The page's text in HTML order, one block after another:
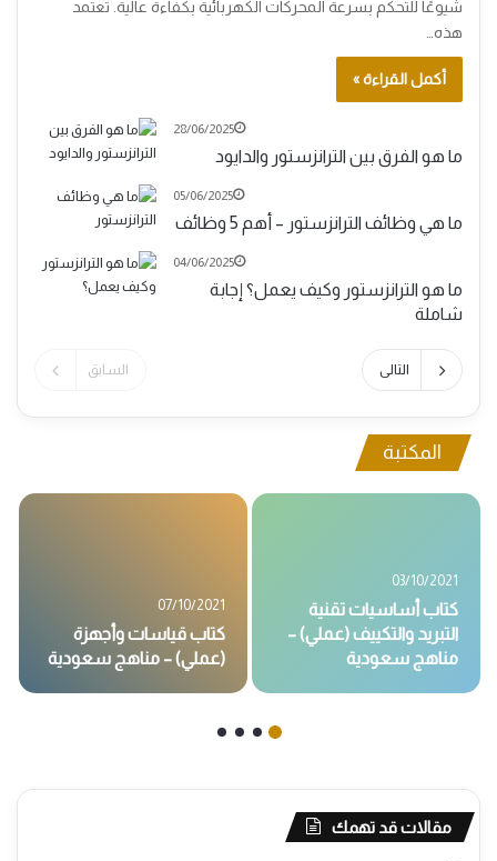
شيوعًا للتحكم بسرعة المحركات الكهربائية بكفاءة عالية. تعتمد
هذه…
أكمل القراءة »
28/06/2025
ما هو الفرق بين الترانزستور والدايود
05/06/2025
ما هي وظائف الترانزستور – أهم 5 وظائف
04/06/2025
ما هو الترانزستور وكيف يعمل؟ إجابة
شاملة
السابق التالى
المكتبة
03/10/2021
كتاب أساسيات تقنية
التبريد والتكييف (عملي) –
مناهج سعودية
07/10/2021
كتاب قياسات وأجهزة
(عملي) – مناهج سعودية
مقالات قد تهمك